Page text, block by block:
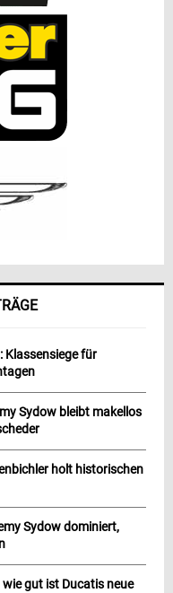
Klassensiege für
Sydow bleibt makellos
holt historischen
Sydow dominiert,
gut ist Ducatis neue